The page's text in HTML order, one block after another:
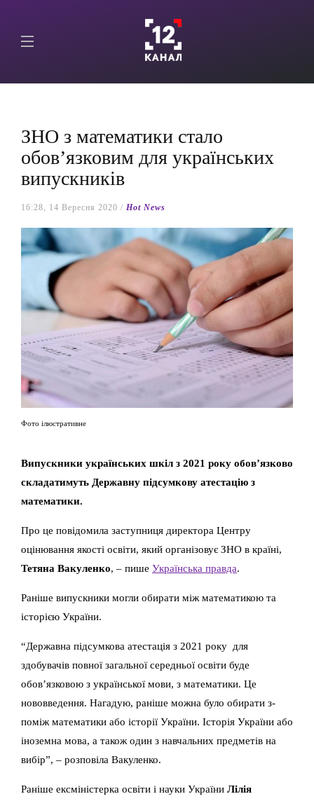
ЗНО з математики стало
обов’язковим для українських
випускників
16:28, 14 Вересня 2020 / Hot News
Фото ілюстративне
Випускники українських шкіл з 2021 року обов’язково
складатимуть Державну підсумкову атестацію з
математики.
Про це повідомила заступниця директора Центру
оцінювання якості освіти, який організовує ЗНО в країні,
Тетяна Вакуленко, – пише Українська правда.
Раніше випускники могли обирати між математикою та
історією України.
“Державна підсумкова атестація з 2021 року для
здобувачів повної загальної середньої освіти буде
обов’язковою з української мови, з математики. Це
нововведення. Нагадую, раніше можна було обирати з-
поміж математики або історії України. Історія України або
іноземна мова, а також один з навчальних предметів на
вибір”, – розповіла Вакуленко.
Раніше ексміністерка освіти і науки України Лілія